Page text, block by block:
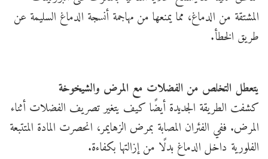
المشتقة من الدماغ، مما يمنعها من مهاجمة أنسجة الدماغ السليمة عن
طريق الخطأ.
يتعطل التخلص من الفضلات مع المرض والشيخوخة
كشفت الطريقة الجديدة أيضًا كيف يتغير تصريف الفضلات أثناء
المرض. ففي الفئران المصابة بمرض الزهايمر، انحصرت المادة المتتبعة
الفلورية داخل الدماغ بدلًا من إزالتها بكفاءة.